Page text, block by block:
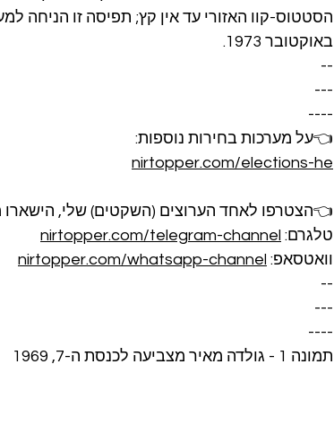
הסטטוס-קוו האזורי עד אין קץ; תפיסה זו הניחה
באוקטובר 1973.
--
---
----
👈על מערכות בחירות נוספות:
nirtopper.com/elections-he
👈הצטרפו לאחד הערוצים (השקטים) שלי,
טלגרם: nirtopper.com/telegram-channel
וואטסאפ: nirtopper.com/whatsapp-channel
--
---
----
תמונה 1 - גולדה מאיר מצביעה לכנסת ה-7, 1969